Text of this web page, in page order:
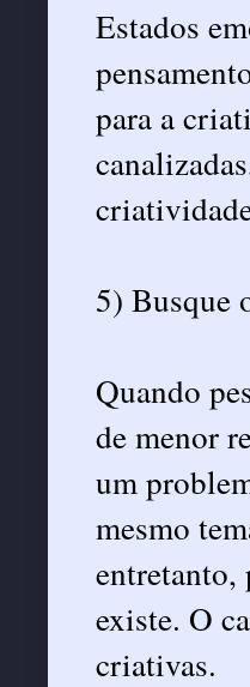
Estados
para a
5) Busque
Quando
de menor
um
mesmo
existe. O
criativas.